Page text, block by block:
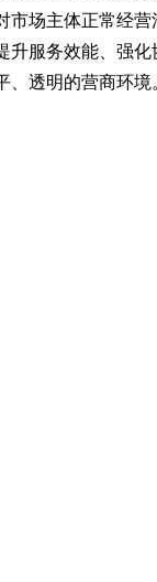
市场主体正常经
升服务效能、强
、透明的营商环境